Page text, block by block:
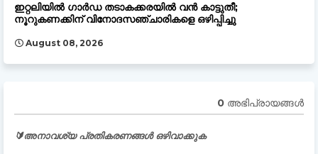
ഇറ്റലിയിൽ ഗാർഡ തടാകക്കരയിൽ വൻ കാട്ടുതീ;
നൂറുകണക്കിന് വിനോദസഞ്ചാരികളെ ഒഴിപ്പിച്ചു
August 08, 2026
0 അഭിപ്രായങ്ങള്‍
🔰അനാവശ്യ പ്രതികരണങ്ങൾ ഒഴിവാക്കുക